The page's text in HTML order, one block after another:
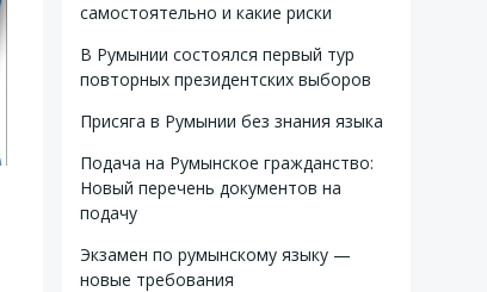
самостоятельно и какие риски
В Румынии состоялся первый тур
повторных президентских выборов
Присяга в Румынии без знания языка
Подача на Румынское гражданство:
Новый перечень документов на
подачу
Экзамен по румынскому языку —
новые требования